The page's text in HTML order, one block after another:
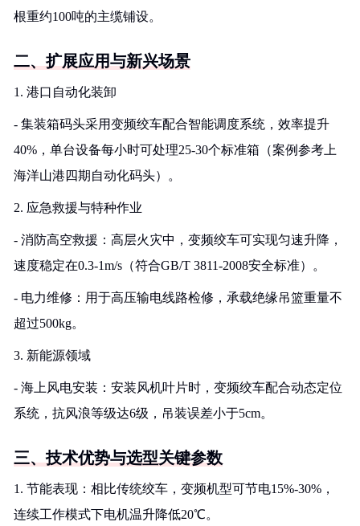
根重约100吨的主缆铺设。
二、扩展应用与新兴场景
1. 港口自动化装卸
- 集装箱码头采用变频绞车配合智能调度系统，效率提升
40%，单台设备每小时可处理25-30个标准箱（案例参考上
海洋山港四期自动化码头）。
2. 应急救援与特种作业
- 消防高空救援：高层火灾中，变频绞车可实现匀速升降，
速度稳定在0.3-1m/s（符合GB/T 3811-2008安全标准）。
- 电力维修：用于高压输电线路检修，承载绝缘吊篮重量不
超过500kg。
3. 新能源领域
- 海上风电安装：安装风机叶片时，变频绞车配合动态定位
系统，抗风浪等级达6级，吊装误差小于5cm。
三、技术优势与选型关键参数
1. 节能表现：相比传统绞车，变频机型可节电15%-30%，
连续工作模式下电机温升降低20℃。